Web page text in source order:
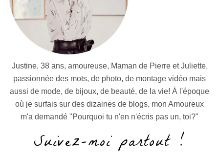
Justine, 38 ans, amoureuse, Maman de Pierre et Juliette,
passionnée des mots, de photo, de montage vidéo mais
aussi de mode, de bijoux, de beauté, de la vie! À l'époque
où je surfais sur des dizaines de blogs, mon Amoureux
m'a demandé "Pourquoi tu n'en n'écris pas un, toi?"
Suivez-moi partout !